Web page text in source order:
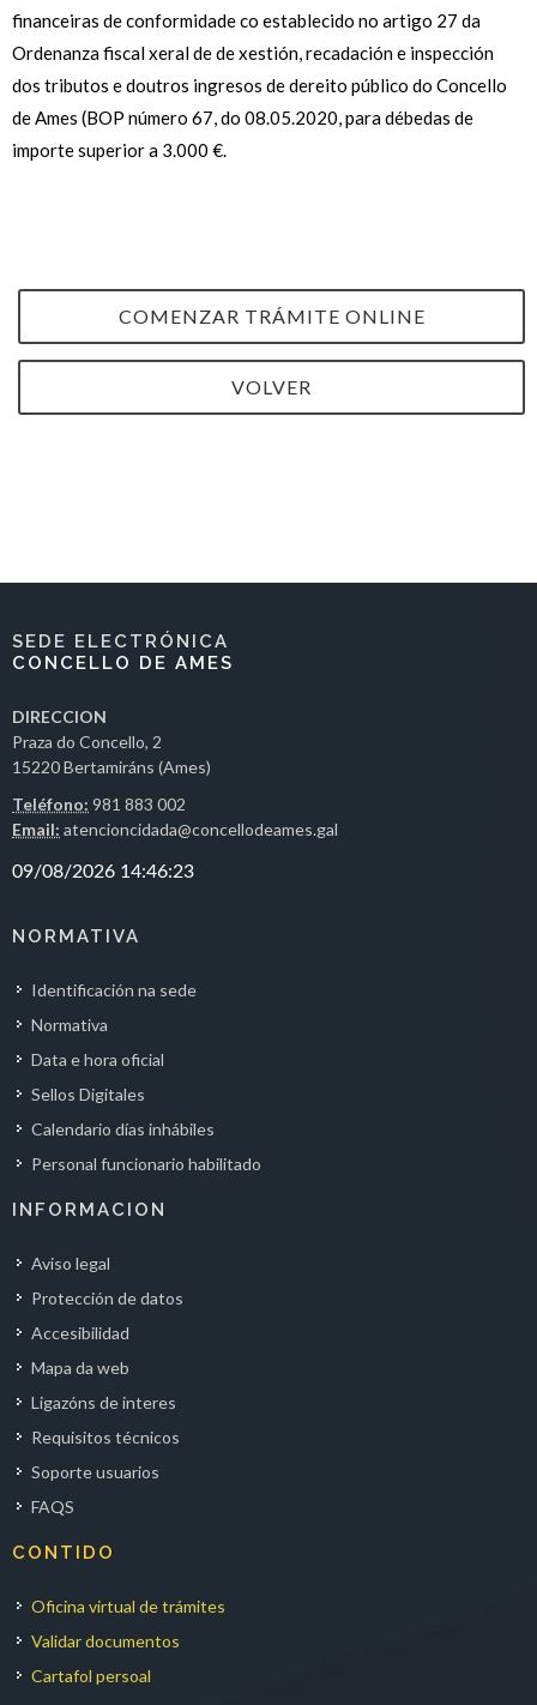
financeiras de conformidade co establecido no artigo 27 da
Ordenanza fiscal xeral de de xestión, recadación e inspección
dos tributos e doutros ingresos de dereito público do Concello
de Ames (BOP número 67, do 08.05.2020, para débedas de
importe superior a 3.000 €.
COMENZAR TRÁMITE ONLINE
VOLVER
SEDE ELECTRÓNICA
CONCELLO DE AMES
DIRECCION
Praza do Concello, 2
15220 Bertamiráns (Ames)
Teléfono: 981 883 002
Email: atencioncidada@concellodeames.gal
NORMATIVA
Identificación na sede
Normativa
Data e hora oficial
Sellos Digitales
Calendario días inhábiles
Personal funcionario habilitado
INFORMACION
Aviso legal
Protección de datos
Accesibilidad
Mapa da web
Ligazóns de interes
Requisitos técnicos
Soporte usuarios
FAQS
CONTIDO
Oficina virtual de trámites
Validar documentos
Cartafol persoal